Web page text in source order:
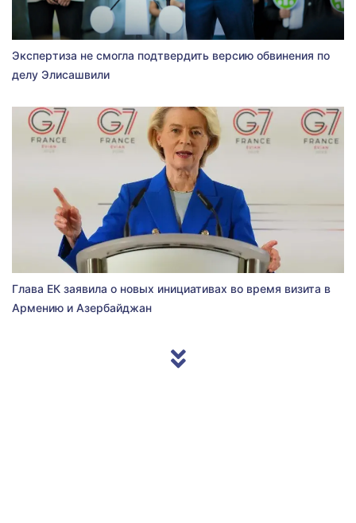
Экспертиза не смогла подтвердить версию обвинения по
делу Элисашвили
Глава ЕК заявила о новых инициативах во время визита в
Армению и Азербайджан